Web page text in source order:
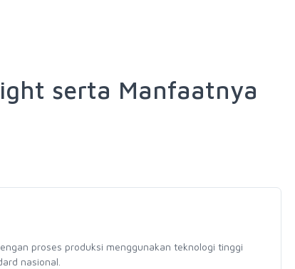
serta Manfaatnya
proses produksi menggunakan teknologi tinggi
nasional.